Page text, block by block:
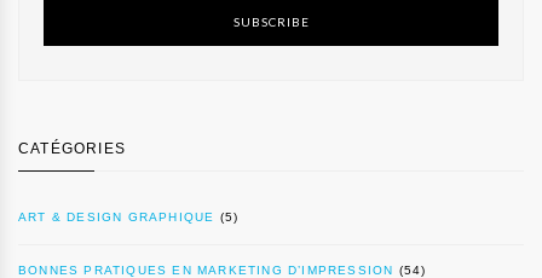
SUBSCRIBE
CATÉGORIES
ART & DESIGN GRAPHIQUE (5)
BONNES PRATIQUES EN MARKETING D’IMPRESSION (54)